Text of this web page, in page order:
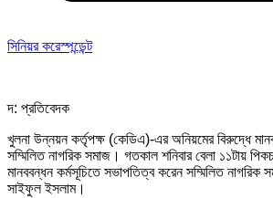
সিনিয়র করেস্পন্ডেন্ট
দ: প্রতিবেদক
খুলনা উন্নয়ন কর্তৃপক্ষ (কেডিএ)-এর অনিয়মের বিরুদ্ধে
সম্মিলিত নাগরিক সমাজ। গতকাল শনিবার বেলা ১১টায়
মানববন্ধন কর্মসূচিতে সভাপতিত্ব করেন সম্মিলিত
সাইফুল ইসলাম।